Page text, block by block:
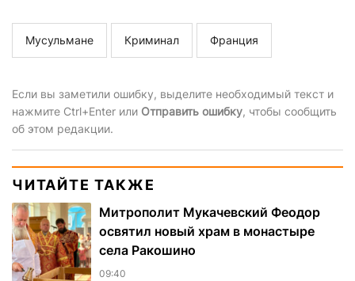
Мусульмане Криминал Франция
Если вы заметили ошибку, выделите необходимый текст и
нажмите Ctrl+Enter или Отправить ошибку, чтобы сообщить
об этом редакции.
ЧИТАЙТЕ ТАКЖЕ
Митрополит Мукачевский Феодор
освятил новый храм в монастыре
села Ракошино
09:40